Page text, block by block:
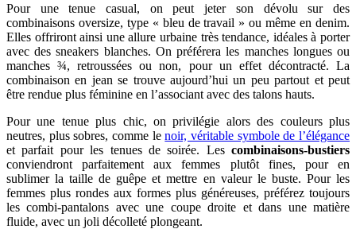
Pour une tenue casual, on peut jeter son dévolu sur des
combinaisons oversize, type « bleu de travail » ou même en denim.
Elles offriront ainsi une allure urbaine très tendance, idéales à porter
avec des sneakers blanches. On préférera les manches longues ou
manches ¾, retroussées ou non, pour un effet décontracté. La
combinaison en jean se trouve aujourd’hui un peu partout et peut
être rendue plus féminine en l’associant avec des talons hauts.
Pour une tenue plus chic, on privilégie alors des couleurs plus
neutres, plus sobres, comme lenoir, véritable symbole de l’élégance
et parfait pour les tenues de soirée. Les combinaisons-bustiers
conviendront parfaitement aux femmes plutôt fines, pour en
sublimer la taille de guêpe et mettre en valeur le buste. Pour les
femmes plus rondes aux formes plus généreuses, préférez toujours
les combi-pantalons avec une coupe droite et dans une matière
fluide, avec un joli décolleté plongeant.